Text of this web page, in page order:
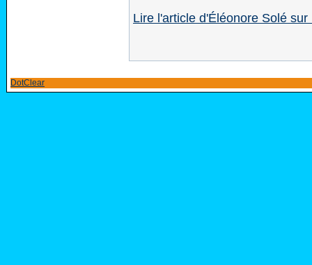
Lire l'article d'Éléonore Solé
DotClear